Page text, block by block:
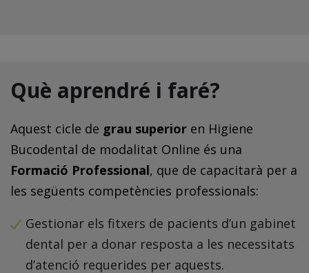
Què aprendré i faré?
Aquest cicle de grau superior en Higiene
Bucodental de modalitat Online és una
Formació Professional, que de capacitarà per a
les següents competències professionals:
Gestionar els fitxers de pacients d’un gabinet
dental per a donar resposta a les necessitats
d’atenció requerides per aquests.